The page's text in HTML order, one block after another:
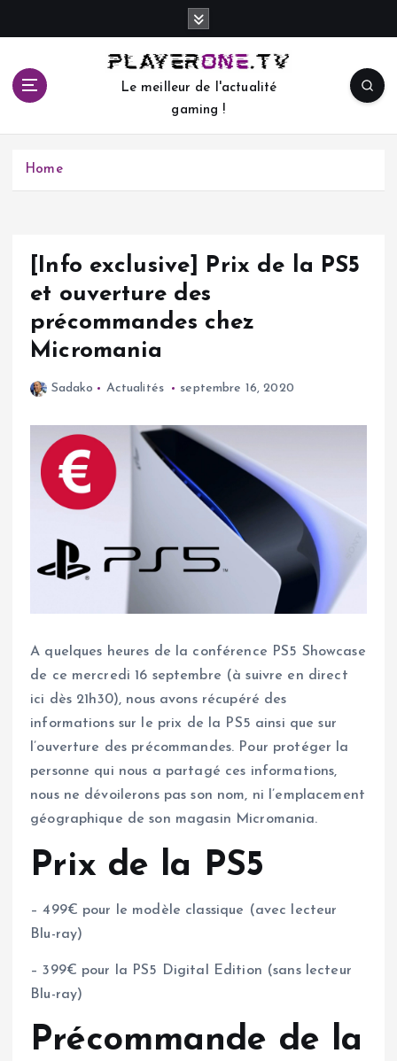
c
Le meilleur de l'actualité
gaming !
Home
[Info exclusive] Prix de la PS5
et ouverture des
précommandes chez
Micromania
Sadako Actualités septembre 16, 2020
A quelques heures de la conférence PS5 Showcase
de ce mercredi 16 septembre (à suivre en direct
ici dès 21h30), nous avons récupéré des
informations sur le prix de la PS5 ainsi que sur
l’ouverture des précommandes. Pour protéger la
personne qui nous a partagé ces informations,
nous ne dévoilerons pas son nom, ni l’emplacement
géographique de son magasin Micromania.
Prix de la PS5
– 499€ pour le modèle classique (avec lecteur
Blu-ray)
– 399€ pour la PS5 Digital Edition (sans lecteur
Blu-ray)
Précommande de la